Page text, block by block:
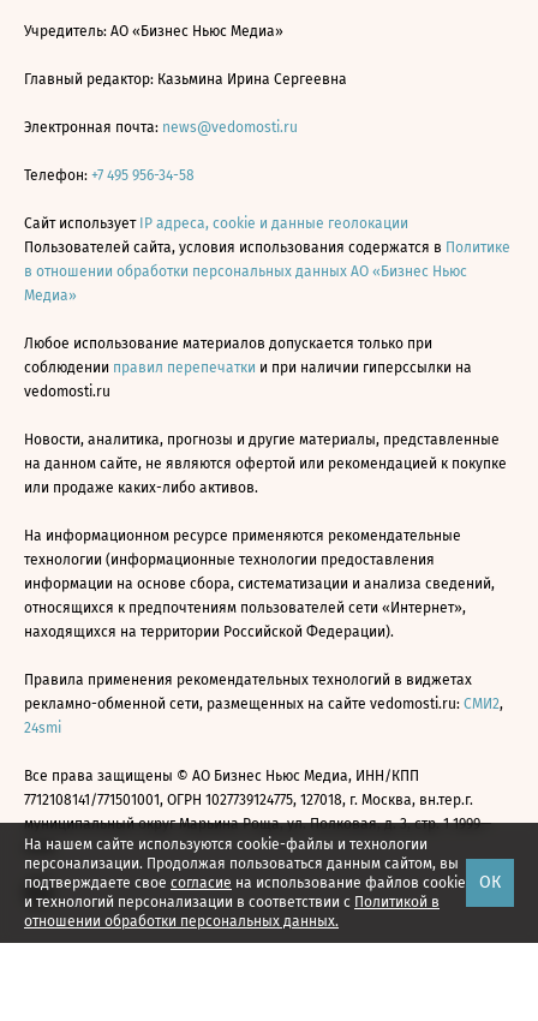
На нашем сайте используются cookie-файлы и технологии
персонализации. Продолжая пользоваться данным сайтом, вы
подтверждаете свое согласие на использование файлов cookie
и технологий персонализации в соответствии с Политикой в
отношении обработки персональных данных.
ОК
Учредитель: АО «Бизнес Ньюс Медиа»
Главный редактор: Казьмина Ирина Сергеевна
Электронная почта: news@vedomosti.ru
Телефон: +7 495 956-34-58
Сайт использует IP адреса, cookie и данные геолокации
Пользователей сайта, условия использования содержатся в Политике
в отношении обработки персональных данных АО «Бизнес Ньюс
Медиа»
Любое использование материалов допускается только при
соблюдении правил перепечатки и при наличии гиперссылки на
vedomosti.ru
Новости, аналитика, прогнозы и другие материалы, представленные
на данном сайте, не являются офертой или рекомендацией к покупке
или продаже каких-либо активов.
На информационном ресурсе применяются рекомендательные
технологии (информационные технологии предоставления
информации на основе сбора, систематизации и анализа сведений,
относящихся к предпочтениям пользователей сети «Интернет»,
находящихся на территории Российской Федерации).
Правила применения рекомендательных технологий в виджетах
рекламно-обменной сети, размещенных на сайте vedomosti.ru: СМИ2,
24smi
Все права защищены © АО Бизнес Ньюс Медиа, ИНН/КПП
7712108141/771501001, ОГРН 1027739124775, 127018, г. Москва, вн.тер.г.
муниципальный округ Марьина Роща, ул. Полковая, д. 3, стр. 1 1999—
2026